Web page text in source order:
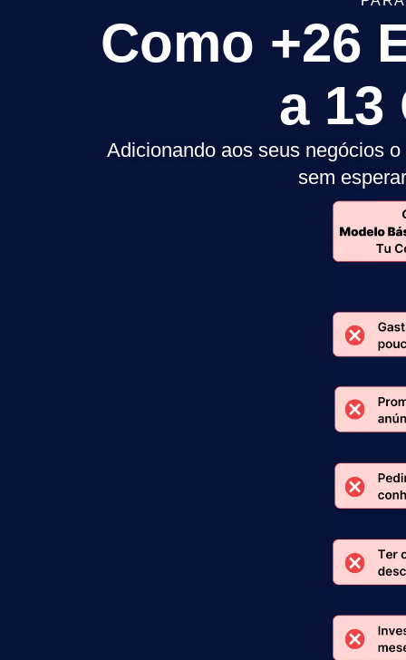
Como +26
a 13
Adicionando aos seus negócios
sem